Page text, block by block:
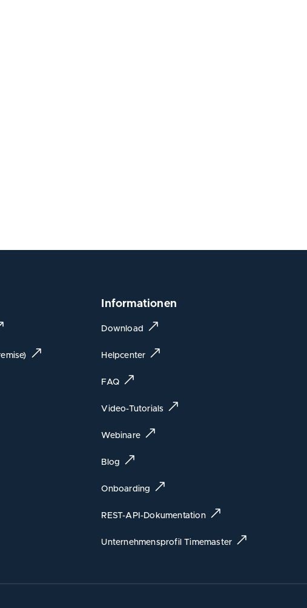
Informationen
Download
Helpcenter
FAQ
Video-Tutorials
Webinare
Blog
Onboarding
REST-API-Dokumentation
Unternehmensprofil Timemaster